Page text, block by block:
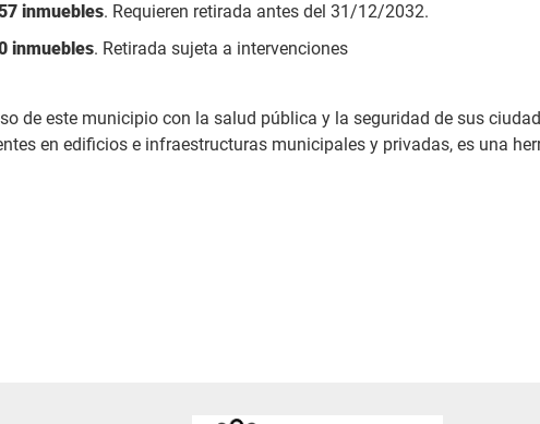
inmuebles. Requieren retirada antes del 31/12/2032.
inmuebles. Retirada sujeta a intervenciones
de este municipio con la salud pública y la seguridad de sus
en edificios e infraestructuras municipales y privadas, es una